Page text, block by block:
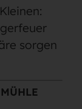
sorgen